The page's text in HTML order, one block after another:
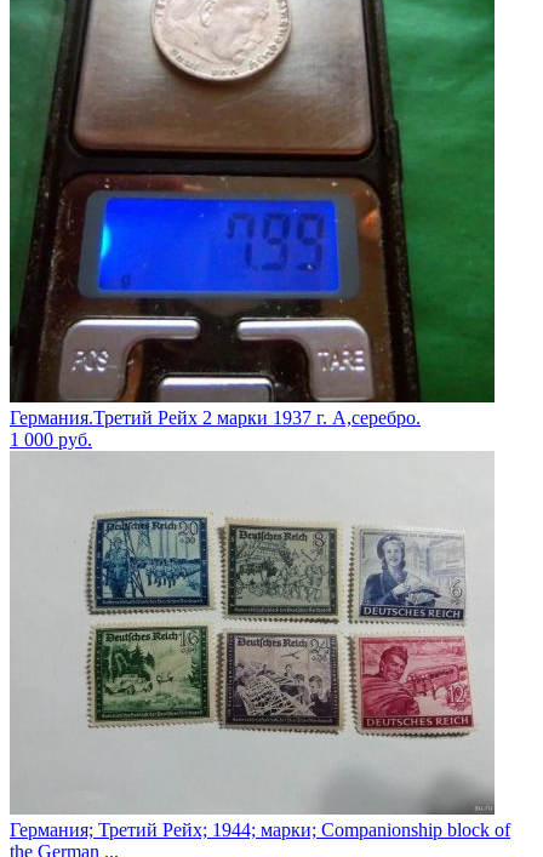
Германия.Третий Рейх 2 марки 1937 г. А,серебро.
1 000 руб.
Германия; Третий Рейх; 1944; марки; Companionship block of
the German ...